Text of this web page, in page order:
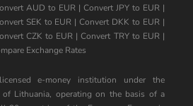
AUD to EUR | Convert JPY to EUR |
SEK to EUR |Convert DKK to EUR |
CZK to EUR |Convert TRY to EUR|
Exchange Rates
e-money institution under the
Lithuania, operating on the basis of a